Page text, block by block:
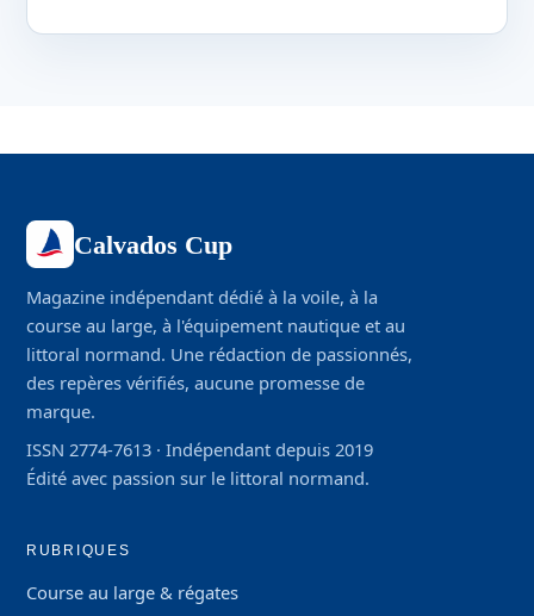
Calvados Cup
Magazine indépendant dédié à la voile, à la
course au large, à l'équipement nautique et au
littoral normand. Une rédaction de passionnés,
des repères vérifiés, aucune promesse de
marque.
ISSN 2774-7613 · Indépendant depuis 2019
Édité avec passion sur le littoral normand.
RUBRIQUES
Course au large & régates